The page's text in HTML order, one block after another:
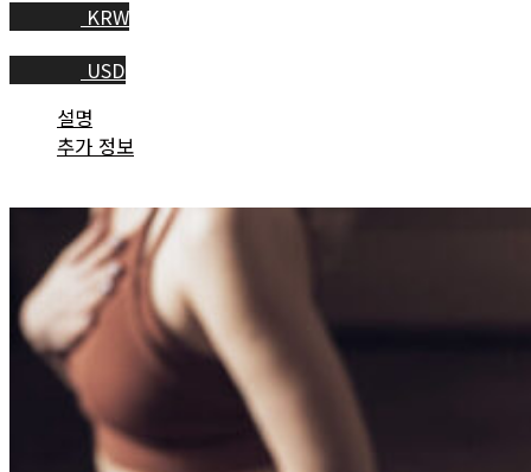
KRW
USD
설명
추가 정보